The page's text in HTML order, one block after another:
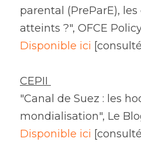
parental (PreParE),
atteints ?", OFCE
Disponible ici
CEPII
"Canal de Suez : les
mondialisation", Le
Disponible ici